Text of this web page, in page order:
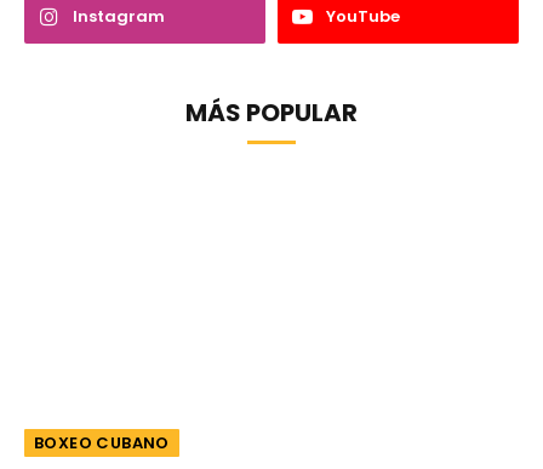
Instagram YouTube
MÁS POPULAR
BOXEO CUBANO